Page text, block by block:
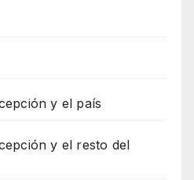
y el país
y el resto del